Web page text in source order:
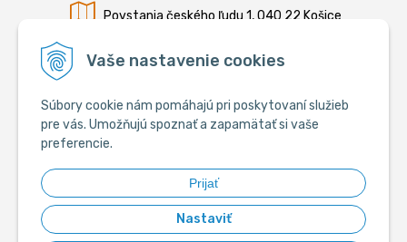
Vaše nastavenie cookies
Súbory cookie nám pomáhajú pri poskytovaní služieb
pre vás. Umožňujú spoznať a zapamätať si vaše
preferencie.
Prijať
Nastaviť
Povstania českého ľudu 1, 040 22 Košice
Mobil:+421 902 794 355
E-mail:info@krmiva.sk